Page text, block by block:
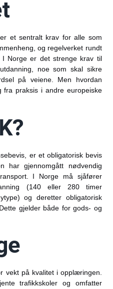
et sentralt krav for alle som
og regelverket rundt
Norge er det strenge krav til
noe som skal sikre
på veiene. Men hvordan
fra praksis i andre europeiske
er et obligatorisk bevis
har gjennomgått nødvendig
I Norge må sjåfører
(140 eller 280 timer
og deretter obligatorisk
gjelder både for gods- og
vekt på kvalitet i opplæringen.
trafikkskoler og omfatter